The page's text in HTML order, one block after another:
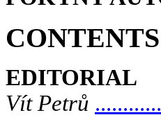
CONTENTS
EDITORIAL
Vít Petrů